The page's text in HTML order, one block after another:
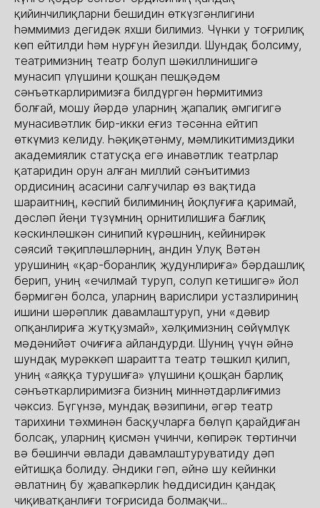
қийинчилиқларни бешидин өткүзгәнлигини
һәммимиз дегидәк яхши билимиз. Чүнки у тоғрилиқ
көп ейтилди һәм нурғун йезилди. Шундақ болсиму,
театримизниң театр болуп шәкиллинишигә
мунасип үлүшини қошқан пешқәдәм
сәнъәткарлиримизға билдүргән һөрмитимиз
болғай, мошу йәрдә уларниң җапалиқ әмгигигә
мунасивәтлик бир-икки еғиз тәсәнна ейтип
өткүмиз келиду. Һәқиқәтәнму, мәмликитимиздики
академиялик статусқа егә инавәтлик театрлар
қатаридин орун алған миллий сәнъитимиз
ордисиниң асасини салғучилар өз вақтида
шараитниң, кәспий билиминиң йоқлуғиға қаримай,
дәсләп йеңи түзүмниң орнитилишиға бағлиқ
кәскинләшкән синипий күрәшниң, кейинирәк
сәясий тәқипләшләрниң, андин Улуқ Вәтән
урушиниң «қар-боранлиқ җудунлириға» бәрдашлиқ
берип, униң «ечилмай туруп, солуп кетишигә» йол
бәрмигән болса, уларниң варислири устазлириниң
ишини шәрәплик давамлаштуруп, уни «дәвир
опқанлириға жутқузмай», хәлқимизниң сөйүмлүк
мәдәнийәт очиғиға айландурди. Шуниң үчүн әйнә
шундақ мурәккәп шараитта театр тәшкил қилип,
униң «аяққа турушиға» үлүшини қошқан барлиқ
сәнъәткарлиримизға бизниң миннәтдарлиғимиз
чәксиз. Бүгүнзә, мундақ вәзипини, әгәр театр
тарихини тәхминән басқучларға бөлүп қарайдиған
болсақ, уларниң қисмән үчинчи, көпирәк төртинчи
вә бәшинчи әвлади давамлаштуруватиду дәп
ейтишқа болиду. Әндики гәп, әйнә шу кейинки
әвлатниң бу җавапкәрлик һөддисидин қандақ
чиқиватқанлиғи тоғрисида болмақчи...